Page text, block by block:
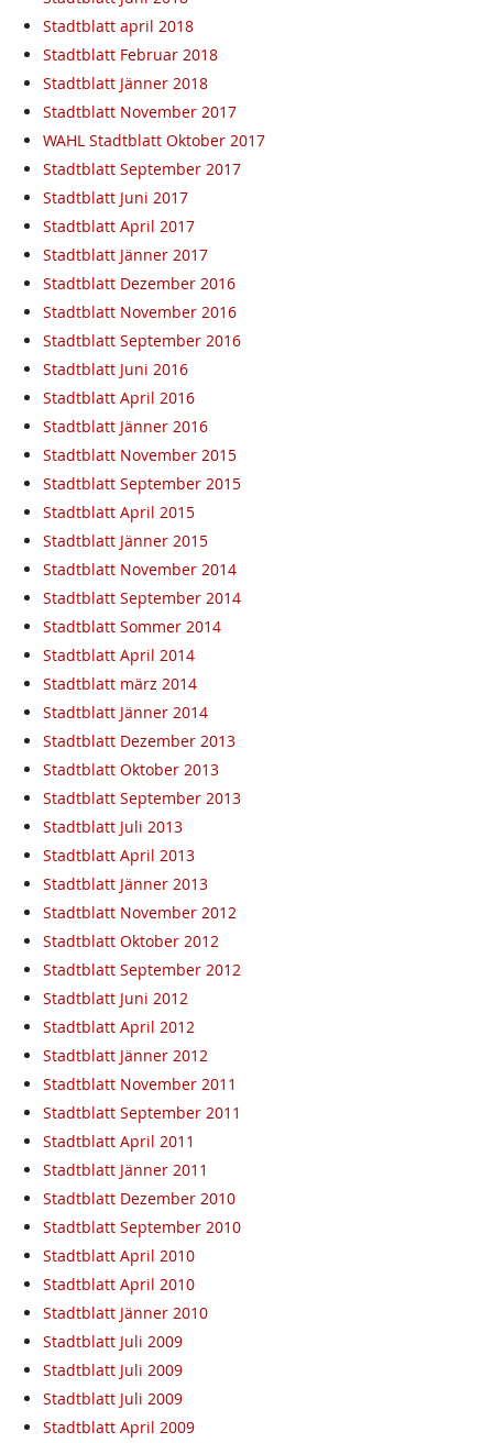
Stadtblatt april 2018
Stadtblatt Februar 2018
Stadtblatt Jänner 2018
Stadtblatt November 2017
WAHL Stadtblatt Oktober 2017
Stadtblatt September 2017
Stadtblatt Juni 2017
Stadtblatt April 2017
Stadtblatt Jänner 2017
Stadtblatt Dezember 2016
Stadtblatt November 2016
Stadtblatt September 2016
Stadtblatt Juni 2016
Stadtblatt April 2016
Stadtblatt Jänner 2016
Stadtblatt November 2015
Stadtblatt September 2015
Stadtblatt April 2015
Stadtblatt Jänner 2015
Stadtblatt November 2014
Stadtblatt September 2014
Stadtblatt Sommer 2014
Stadtblatt April 2014
Stadtblatt märz 2014
Stadtblatt Jänner 2014
Stadtblatt Dezember 2013
Stadtblatt Oktober 2013
Stadtblatt September 2013
Stadtblatt Juli 2013
Stadtblatt April 2013
Stadtblatt Jänner 2013
Stadtblatt November 2012
Stadtblatt Oktober 2012
Stadtblatt September 2012
Stadtblatt Juni 2012
Stadtblatt April 2012
Stadtblatt Jänner 2012
Stadtblatt November 2011
Stadtblatt September 2011
Stadtblatt April 2011
Stadtblatt Jänner 2011
Stadtblatt Dezember 2010
Stadtblatt September 2010
Stadtblatt April 2010
Stadtblatt April 2010
Stadtblatt Jänner 2010
Stadtblatt Juli 2009
Stadtblatt Juli 2009
Stadtblatt Juli 2009
Stadtblatt April 2009